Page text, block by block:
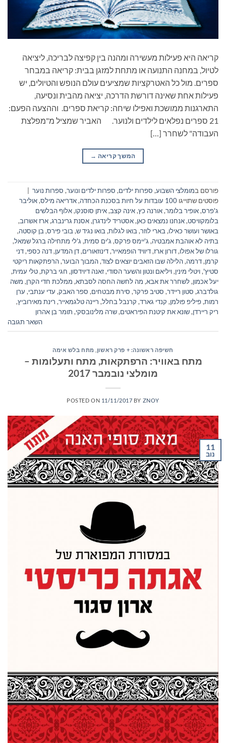
קריאה היא פעילות מעשירה ומהנה בין קפיצה לבריכה, ליציאה
לטיול, במחנה התנועה או מתחת למזגן בבית: קריאה במבחר
ספרים. מול כל האטרקציות שמציעים עולם הנופש והטיולים, יש
פעילות אחת שאינה דורשת הדרכה, יציאה מהבית ונסיעה,
התארגנות ממושכת ואפילו שיחה: קריאת ספרים. וההצעה הפעם:
21 ספרים נפלאים לילדים ולנוער. האביר שמציל מ"מפלצת
העבודה" לשחרר […]
המשך קריאה →
פורסם במומלצי השבוע, ספרות ילדים, ספרות ילדים ונוער, ספרות נוער
פוסטים שתוייגו 100 עובדות על חיות בסכנת הכחדה ,אדריאה מילס,אוליבר
ג'פרס,אופיר בלומר,אורנה כץ,אינה קצב,איתן סוסנקו,אלוף הבלשים
בלומקוויסט,אנחנו נמצאים כאן,אסטריד לינדגרן,אסנת גרינברג,ארז אשרוב,
באושר ועושר כאילו, בארי לוזר, בואו לגלות, בואו נגיד ש, בובי פירס, בן קוסטה,
בתיה לא אוהבת אמבטיה, ג'יימס פרקס, ג'ים סמית, ג'לי מתחילה ברגל שמאל,
גורלו של אפולו,דורון ארז,דיוויד הופמאייר,דינוזאורים,דן המדען,דנה כספי,דני
קרמן,דרמה,הלילה שבו הזאבים יוצאים לצוד,המבוך הבוער,הרפתקאות ריקטי
סטיץ',ויטלי מינין,ויליאם ונטון והשער הסודי,זאנה דיוידסון, חגי ברקת,טלי עמית,
יעל אכמון,לשחרר את אבא, מה לחשה החסה לסבתא, ממלכת חדי הקרן, משה
גולדברג, סטון ריידר, סטיב פרקר, סירת מבטחים, ספר האבק, עדי ענתבי, ערן
רמות,פיליפ פולמן, קנדי גארד, קרנבל בחלל, ריינה טלגמאייר, רינת מאירוביץ,
ריק ריירדן,שונא את קיטנת הפיראטים,שרה מלינובסקי, תומר בן אהרון
השאר תגובה
חשיפה ראשונה: + פרק ראשון מתח בלש אימה
מתח באוויר: הרפתקאות, מתח ותעלומות –
מומלצי נובמבר 2017
POSTED ON 11/11/2017 BY ZNOY
11
נוב